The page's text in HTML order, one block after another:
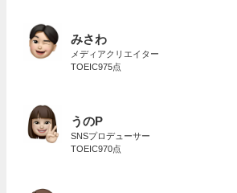
みさわ
メディアクリエイター
TOEIC975点
うのP
SNSプロデューサー
TOEIC970点